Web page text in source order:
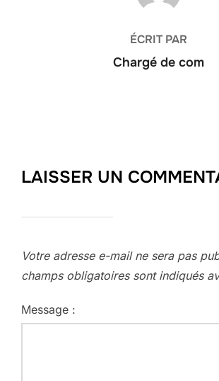
ÉCRIT PAR
Chargé de com
LAISSER UN
Votre adresse e-mail ne sera pas
champs obligatoires sont indiqués
Message :